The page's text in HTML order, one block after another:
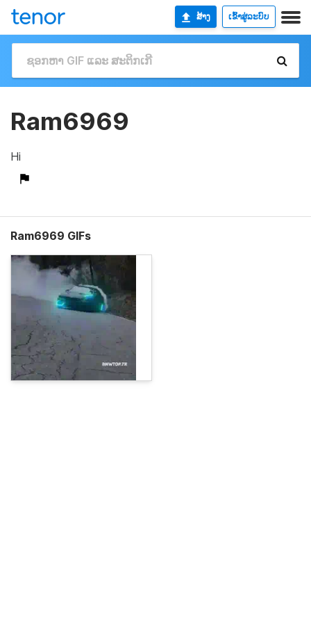
ສ້າງ ເຂົ້າສູ່ລະບົບ
Ram6969
Hi
Ram6969 GIFs